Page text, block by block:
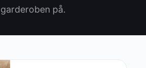
garderoben på.